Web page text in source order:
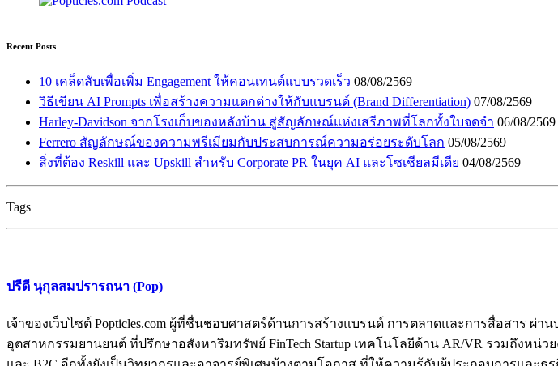
Recent Posts
10 เคล็ดลับเพื่อเพิ่ม Engagement ให้คอนเทนต์แบบรวดเร็ว 08/08/2569
วิธีเขียน AI Prompts เพื่อสร้างความแตกต่างให้กับแบรนด์ (Brand Differentiation) 07/08/2569
Harley-Davidson จากโรงเก็บของหลังบ้าน สู่สัญลักษณ์แห่งเสรีภาพที่โลกทั้งใบจดจำ 06/08/2569
Ferrero สัญลักษณ์ของความพรีเมียมกับประสบการณ์ความอร่อยระดับโลก 05/08/2569
สิ่งที่ต้อง Reskill และ Upskill สำหรับ Corporate PR ในยุค AI และโซเชียลมีเดีย 04/08/2569
Tags
ปรีดี นุกุลสมปรารถนา (Pop)
เจ้าของเว็บไซต์ Popticles.com ผู้ที่ชื่นชอบศาสตร์ด้านการสร้างแบรนด์ การตลาดและการสื่อสาร
อุตสาหกรรมยานยนต์ ที่ปรึกษาอสังหาริมทรัพย์ FinTech Startup เทคโนโลยีด้าน AR/VR รวมถึงหน่